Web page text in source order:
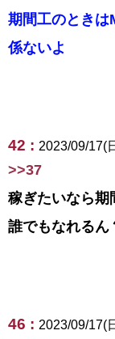
期間工のときは
係ないよ
42 : 2023/09/17(
>>37
稼ぎたいなら期
誰でもなれるん
46 : 2023/09/17(